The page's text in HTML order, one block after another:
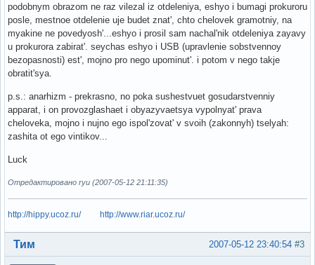
podobnym obrazom ne raz vilezal iz otdeleniya, eshyo i bumagi prokuroru
posle, mestnoe otdelenie uje budet znat', chto chelovek gramotniy, na
myakine ne povedyosh'...eshyo i prosil sam nachal'nik otdeleniya zayavy
u prokurora zabirat'. seychas eshyo i USB (upravlenie sobstvennoy
bezopasnosti) est', mojno pro nego upominut'. i potom v nego takje
obratit'sya.
p.s.: anarhizm - prekrasno, no poka sushestvuet gosudarstvenniy
apparat, i on provozglashaet i obyazyvaetsya vypolnyat' prava
cheloveka, mojno i nujno ego ispol'zovat' v svoih (zakonnyh) tselyah:
zashita ot ego vintikov...
Luck
Отредактировано ryu (2007-05-12 21:11:35)
http://hippy.ucoz.ru/ http://www.riar.ucoz.ru/
Вне форума #3
2007-05-12 23:40:54
Тим